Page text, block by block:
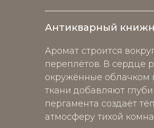
Антикварный
Аромат строится
переплётов. В сердце
окружённые облачком
ткани добавляют
пергамента создаёт
атмосферу тихой